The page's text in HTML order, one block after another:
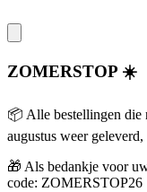
ZOMERSTOP ☀️
📦 Alle bestellingen die
augustus weer
🎁 Als bedankje voor
code: ZOMERSTOP26